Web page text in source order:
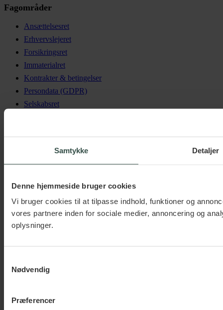
Samtykke Detaljer
Denne hjemmeside bruger cookies
Vi bruger cookies til at tilpasse indhold, funktioner og
vores partnere inden for sociale medier, annoncering og
oplysninger.
Nødvendig
Præferencer
Fagområder
Ansættelsesret
Erhvervslejeret
Forsikringsret
Immaterialret
Kontrakter & betingelser
Persondata (GDPR)
Selskabsret
Medlem af
Sitemap
Forretningsbetingelser